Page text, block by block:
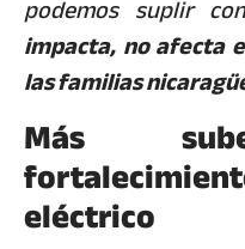
podemos suplir
impacta, no afecta
las familias
Más
eléctrico